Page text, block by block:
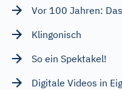
Vor 100 Jahren:
Klingonisch
So ein Spektakel!
Digitale Videos in